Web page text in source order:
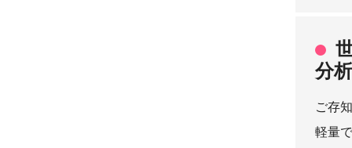
分析
ご存
軽量